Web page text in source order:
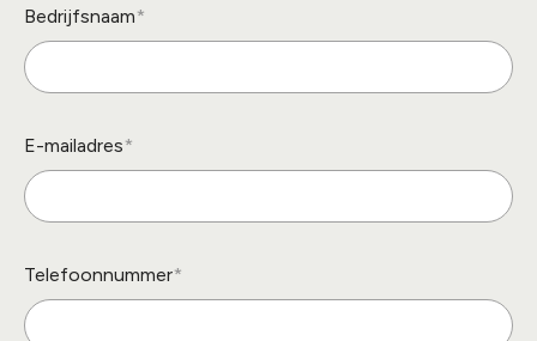
Bedrijfsnaam
E-mailadres
Telefoonnummer